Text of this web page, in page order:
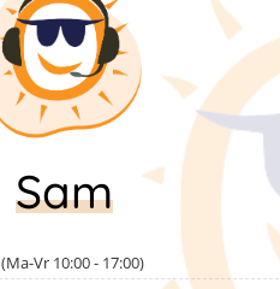
Sam
(Ma-Vr 10:00 - 17:00)